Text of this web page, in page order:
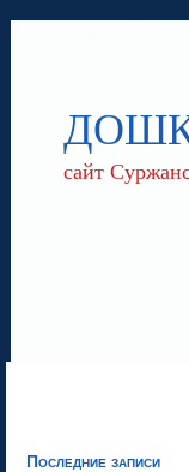
сайт
Последние записи